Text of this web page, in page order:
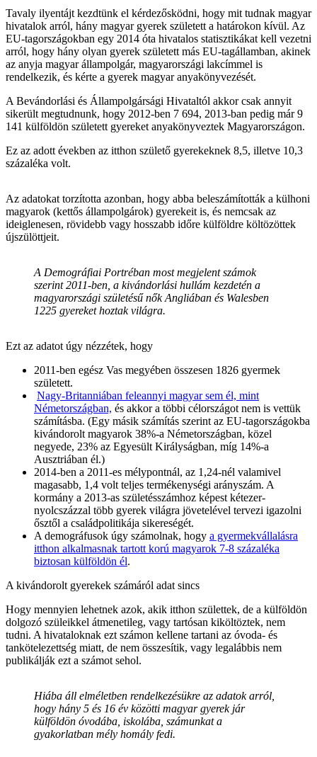
Tavaly ilyentájt kezdtünk el kérdezősködni, hogy mit tudnak magyar
hivatalok arról, hány magyar gyerek született a határokon kívül. Az
EU-tagországokban egy 2014 óta hivatalos statisztikákat kell vezetni
arról, hogy hány olyan gyerek született más EU-tagállamban, akinek
az anyja magyar állampolgár, magyarországi lakcímmel is
rendelkezik, és kérte a gyerek magyar anyakönyvezését.
A Bevándorlási és Állampolgársági Hivataltól akkor csak annyit
sikerült megtudnunk, hogy 2012-ben 7 694, 2013-ban pedig már 9
141 külföldön született gyereket anyakönyveztek Magyarországon.
Ez az adott években az itthon születő gyerekeknek 8,5, illetve 10,3
százaléka volt.
Az adatokat torzította azonban, hogy abba beleszámították a külhoni
magyarok (kettős állampolgárok) gyerekeit is, és nemcsak az
ideiglenesen, rövidebb vagy hosszabb időre külföldre költözöttek
újszülöttjeit.
A Demográfiai Portréban most megjelent számok
szerint 2011-ben, a kivándorlási hullám kezdetén a
magyarországi születésű nők Angliában és Walesben
1225 gyereket hoztak világra.
Ezt az adatot úgy nézzétek, hogy
2011-ben egész Vas megyében összesen 1826 gyermek
született.
Nagy-Britanniában feleannyi magyar sem él, mint
Németországban, és akkor a többi célországot nem is vettük
számításba. (Egy másik számítás szerint az EU-tagországokba
kivándorolt magyarok 38%-a Németországban, közel
negyede, 23% az Egyesült Királyságban, míg 14%-a
Ausztriában él.)
2014-ben a 2011-es mélypontnál, az 1,24-nél valamivel
magasabb, 1,4 volt teljes termékenységi arányszám. A
kormány a 2013-as születésszámhoz képest kétezer-
nyolcszázzal több gyerek világra jövetelével tervezi igazolni
ősztől a családpolitikája sikereségét.
A demográfusok úgy számolnak, hogy a gyermekvállalásra
itthon alkalmasnak tartott korú magyarok 7-8 százaléka
biztosan külföldön él.
A kivándorolt gyerekek számáról adat sincs
Hogy mennyien lehetnek azok, akik itthon születtek, de a külföldön
dolgozó szüleikkel átmenetileg, vagy tartósan kiköltöztek, nem
tudni. A hivataloknak ezt számon kellene tartani az óvoda- és
tankötelezettség miatt, de nem összesítik, vagy legalábbis nem
publikálják ezt a számot sehol.
Hiába áll elméletben rendelkezésükre az adatok arról,
hogy hány 5 és 16 év közötti magyar gyerek jár
külföldön óvodába, iskolába, számunkat a
gyakorlatban mély homály fedi.